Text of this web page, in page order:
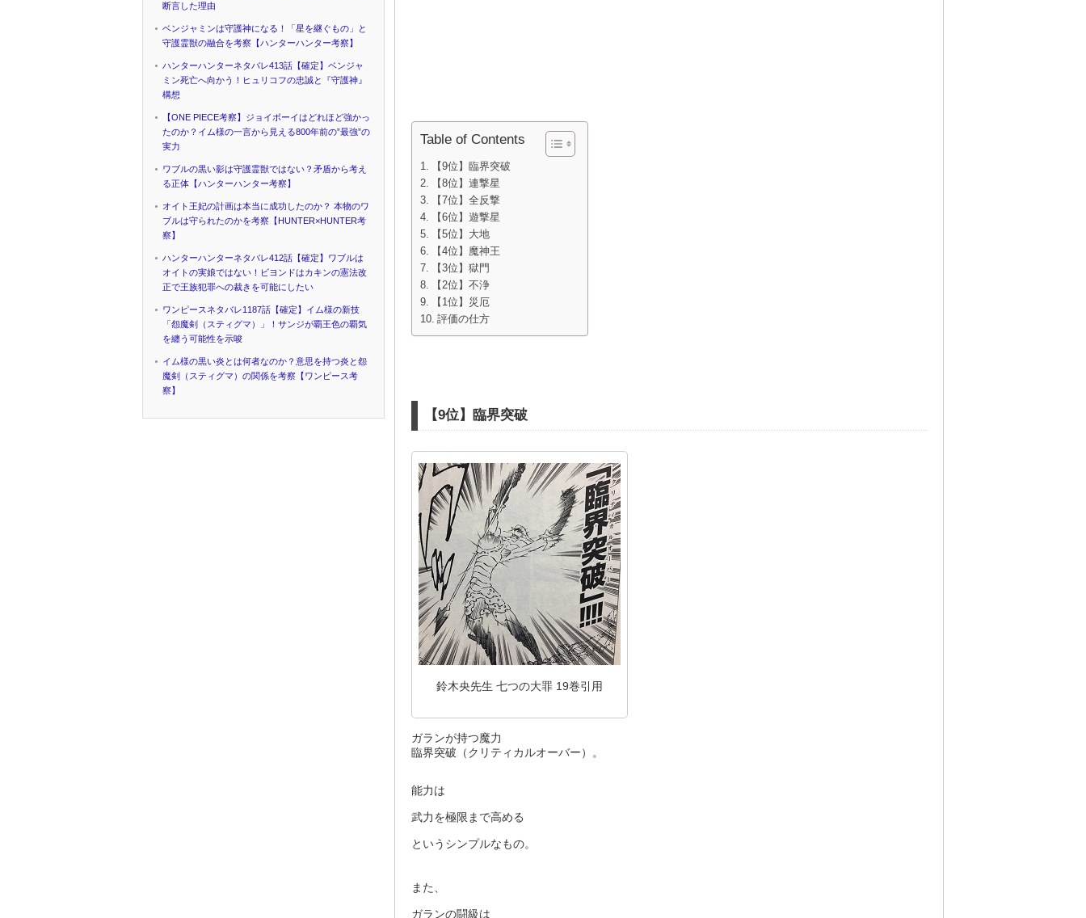
Table of Contents
【9位】臨界突破
【8位】連撃星
【7位】全反撃
【6位】遊撃星
【5位】大地
【4位】魔神王
【3位】獄門
【2位】不浄
【1位】災厄
評価の仕方
【9位】臨界突破
鈴木央先生 七つの大罪 19巻引用
ガランが持つ魔力
臨界突破（クリティカルオーバー）。
能力は
武力を極限まで高める
というシンプルなもの。
また、
ガランの闘級は
断言した理由
ベンジャミンは守護神になる！「星を継ぐもの」と
守護霊獣の融合を考察【ハンターハンター考察】
ハンターハンターネタバレ413話【確定】ベンジャ
ミン死亡へ向かう！ヒュリコフの忠誠と『守護神』
構想
【ONE PIECE考察】ジョイボーイはどれほど強かっ
たのか？イム様の一言から見える800年前の”最強”の
実力
ワブルの黒い影は守護霊獣ではない？矛盾から考え
る正体【ハンターハンター考察】
オイト王妃の計画は本当に成功したのか？ 本物のワ
ブルは守られたのかを考察【HUNTER×HUNTER考
察】
ハンターハンターネタバレ412話【確定】ワブルは
オイトの実娘ではない！ビヨンドはカキンの憲法改
正で王族犯罪への裁きを可能にしたい
ワンピースネタバレ1187話【確定】イム様の新技
「怨魔剣（スティグマ）」！サンジが覇王色の覇気
を纏う可能性を示唆
イム様の黒い炎とは何者なのか？意思を持つ炎と怨
魔剣（スティグマ）の関係を考察【ワンピース考
察】